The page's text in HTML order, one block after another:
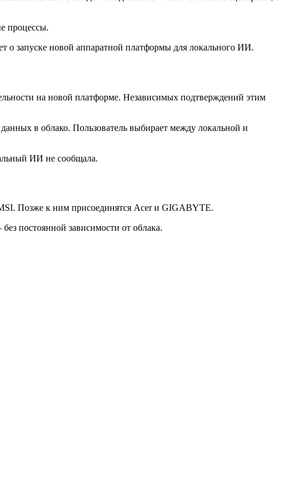
процессы.
о запуске новой аппаратной платформы для локального ИИ.
на новой платформе. Независимых подтверждений этим
в облако. Пользователь выбирает между локальной и
ИИ не сообщала.
Позже к ним присоединятся Acer и GIGABYTE.
постоянной зависимости от облака.